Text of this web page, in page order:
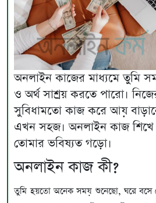
অনলাইন কাজের মাধ্যমে তুমি
ও অর্থ সাশ্রয় করতে পারো।
সুবিধামতো কাজ করে আয়
এখন সহজ। অনলাইন কাজ শিখে
তোমার ভবিষ্যত গড়ো।
অনলাইন কাজ কী?
তুমি হয়তো অনেক সময় শুনেছো, ঘরে বসে